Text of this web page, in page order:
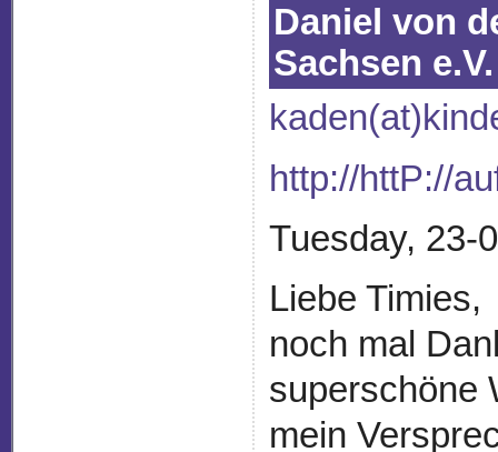
Daniel von
Sachsen e.V.
http://httP://
Tuesday, 23-
Liebe Timies,
noch mal
superschöne
mein